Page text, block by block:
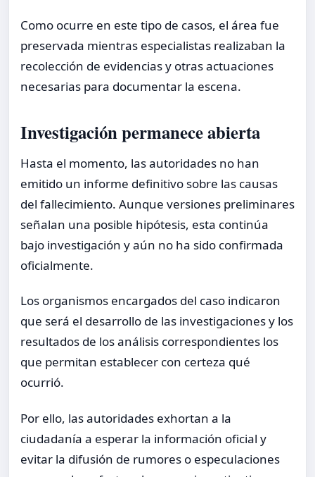
Como ocurre en este tipo de casos, el área fue
preservada mientras especialistas realizaban la
recolección de evidencias y otras actuaciones
necesarias para documentar la escena.
Investigación permanece abierta
Hasta el momento, las autoridades no han
emitido un informe definitivo sobre las causas
del fallecimiento. Aunque versiones preliminares
señalan una posible hipótesis, esta continúa
bajo investigación y aún no ha sido confirmada
oficialmente.
Los organismos encargados del caso indicaron
que será el desarrollo de las investigaciones y los
resultados de los análisis correspondientes los
que permitan establecer con certeza qué
ocurrió.
Por ello, las autoridades exhortan a la
ciudadanía a esperar la información oficial y
evitar la difusión de rumores o especulaciones